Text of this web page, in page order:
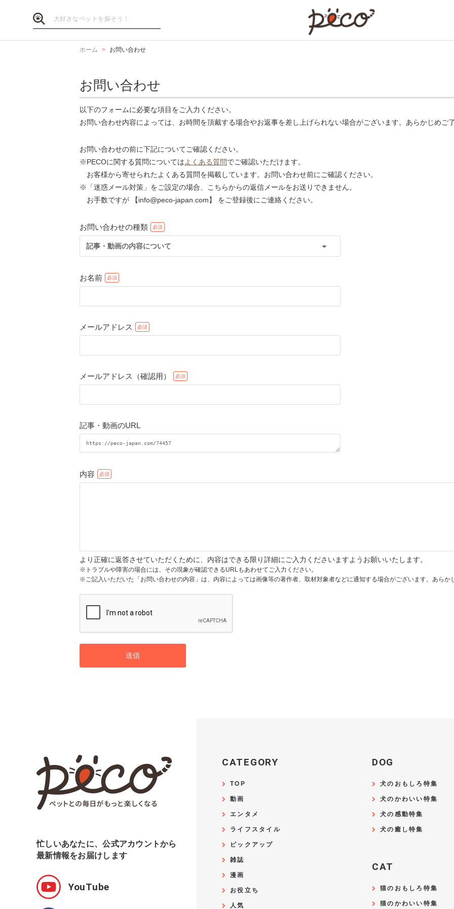
ホーム お問い合わせ
お問い合わせ
以下のフォームに必要な項目をご入力ください。
お問い合わせ内容によっては、お時間を頂戴する場合やお返事を差し上げられない場合がございます。あらかじめご
お問い合わせの前に下記についてご確認ください。
※PECOに関する質問についてはよくある質問でご確認いただけます。
お客様から寄せられたよくある質問を掲載しています。お問い合わせ前にご確認ください。
※「迷惑メール対策」をご設定の場合、こちらからの返信メールをお送りできません。
お手数ですが 【info@peco-japan.com】 をご登録後にご連絡ください。
お問い合わせの種類
記事・動画の内容について
お名前
メールアドレス
メールアドレス（確認用）
記事・動画のURL
内容
より正確に返答させていただくために、内容はできる限り詳細にご入力くださいますようお願いいたします。
※トラブルや障害の場合には、その現象が確認できるURLもあわせてご入力ください。
※ご記入いただいた「お問い合わせの内容」は、内容によっては画像等の著作者、取材対象者などに通知する場合がございます。あらか
送信
忙しいあなたに、公式アカウントから
最新情報をお届けします
YouTube
CATEGORY
TOP
動画
エンタメ
ライフスタイル
ピックアップ
雑誌
漫画
お役立ち
人気
DOG
犬のおもしろ特集
犬のかわいい特集
犬の感動特集
犬の癒し特集
CAT
猫のおもしろ特集
猫のかわいい特集